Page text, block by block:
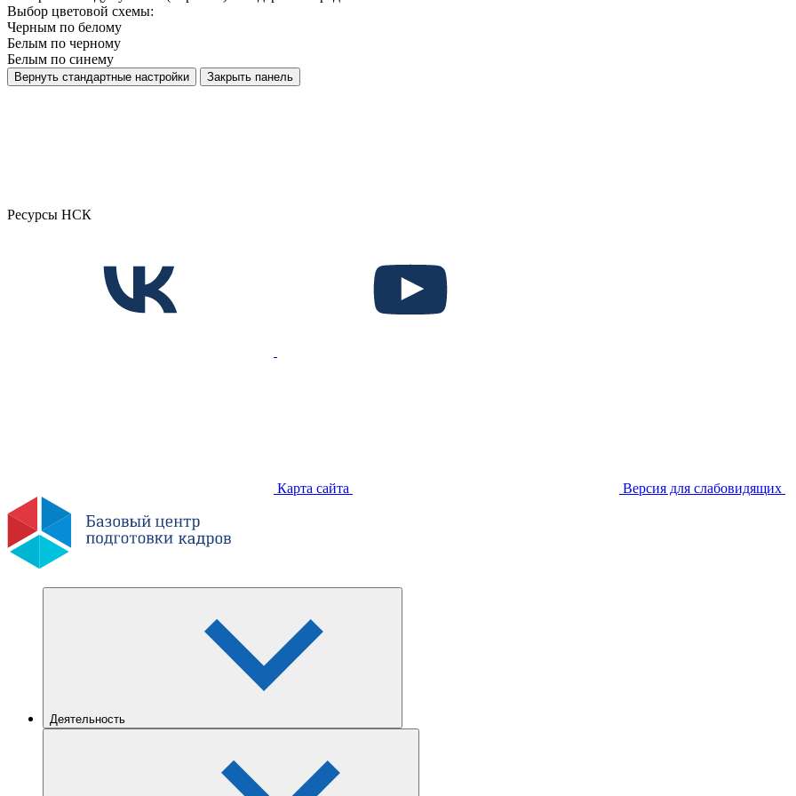
Выбор цветовой схемы:
Черным по белому
Белым по черному
Белым по синему
Вернуть стандартные настройки Закрыть панель
Ресурсы НСК
Карта сайта Версия для слабовидящих
Деятельность